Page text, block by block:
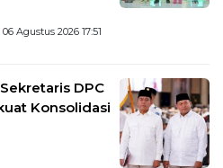
06 Agustus 2026 17:51
DPC
Konsolidasi